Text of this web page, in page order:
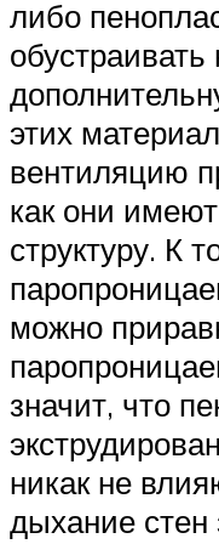
либо
обустраивать
этих
вентиляцию
как они
структуру. К
можно
значит, что
никак не
дыхание стен